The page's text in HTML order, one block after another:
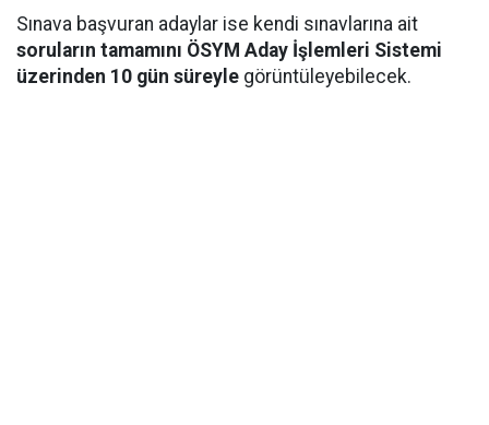
Sınava başvuran adaylar ise kendi sınavlarına ait
soruların tamamını ÖSYM Aday İşlemleri Sistemi
üzerinden 10 gün süreyle görüntüleyebilecek.